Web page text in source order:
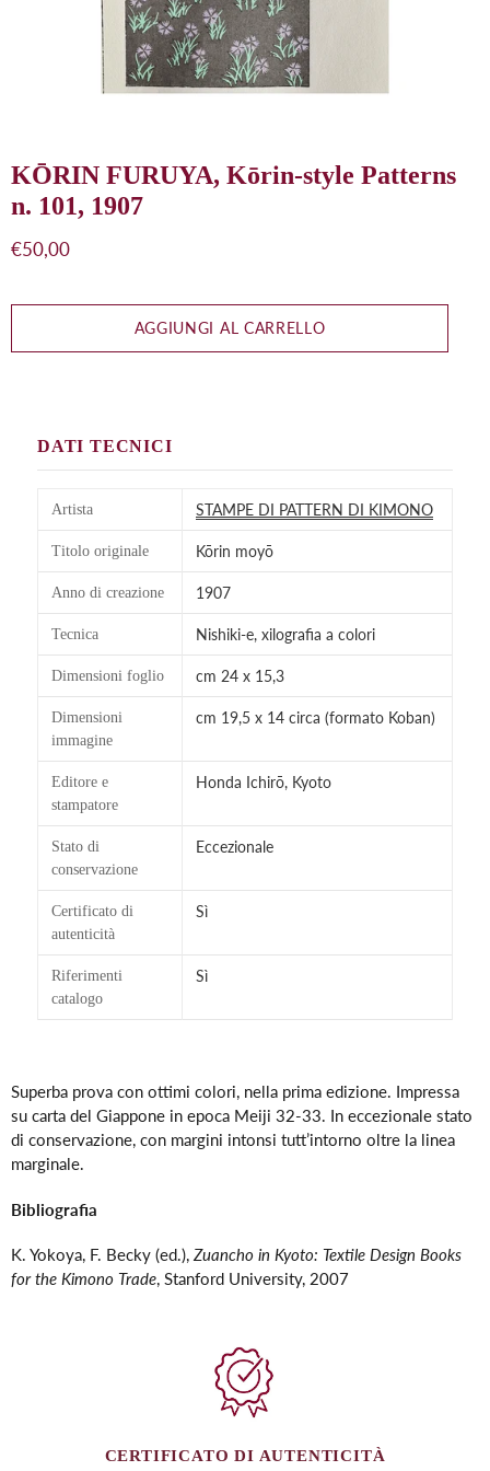
KŌRIN FURUYA, Kōrin-style Patterns
n. 101, 1907
Prezzo
listino
€50,00
AGGIUNGI AL CARRELLO
DATI TECNICI
Artista STAMPE DI PATTERN DI KIMONO
Titolo originale Kōrin moyō
Anno di creazione 1907
Tecnica Nishiki-e, xilografia a colori
Dimensioni foglio cm 24 x 15,3
Dimensioni
immagine
cm 19,5 x 14 circa (formato Koban)
Editore e
stampatore
Honda Ichirō, Kyoto
Stato di
conservazione
Eccezionale
Certificato di
autenticità
Sì
Riferimenti
catalogo
Sì
prodotto
nel
carrello
Superba prova con ottimi colori, nella prima edizione. Impressa
su carta del Giappone in epoca Meiji 32-33. In eccezionale stato
di conservazione, con margini intonsi tutt’intorno oltre la linea
marginale.
Bibliografia
K. Yokoya, F. Becky (ed.), Zuancho in Kyoto: Textile Design Books
for the Kimono Trade, Stanford University, 2007
CERTIFICATO DI AUTENTICITÀ